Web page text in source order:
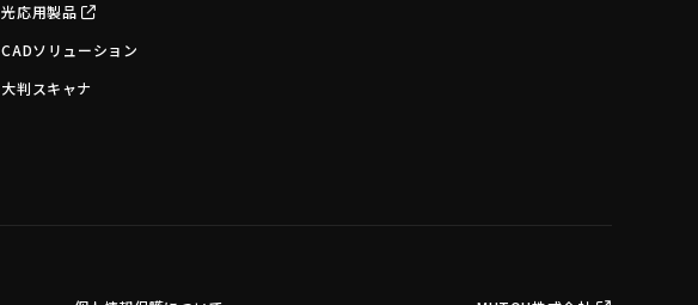
光応用製品
CADソリューション
大判スキャナ